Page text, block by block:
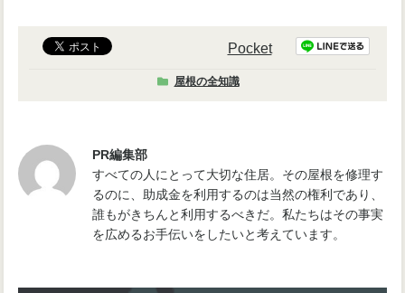
Pocket
屋根の全知識
PR編集部
すべての人にとって大切な住居。その屋根を修理す
るのに、助成金を利用するのは当然の権利であり、
誰もがきちんと利用するべきだ。私たちはその事実
を広めるお手伝いをしたいと考えています。